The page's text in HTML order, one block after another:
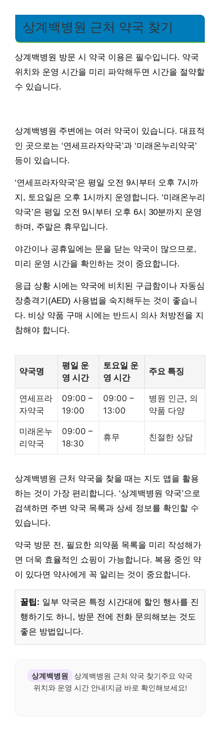
상계백병원 근처 약국 찾기
상계백병원 방문 시 약국 이용은 필수입니다. 약국
위치와 운영 시간을 미리 파악해두면 시간을 절약할
수 있습니다.
상계백병원 주변에는 여러 약국이 있습니다. 대표적
인 곳으로는 ‘연세프라자약국’과 ‘미래온누리약국’
등이 있습니다.
‘연세프라자약국’은 평일 오전 9시부터 오후 7시까
지, 토요일은 오후 1시까지 운영합니다. ‘미래온누리
약국’은 평일 오전 9시부터 오후 6시 30분까지 운영
하며, 주말은 휴무입니다.
야간이나 공휴일에는 문을 닫는 약국이 많으므로,
미리 운영 시간을 확인하는 것이 중요합니다.
응급 상황 시에는 약국에 비치된 구급함이나 자동심
장충격기(AED) 사용법을 숙지해두는 것이 좋습니
다. 비상 약품 구매 시에는 반드시 의사 처방전을 지
참해야 합니다.
약국명
평일 운
영 시간
토요일 운
영 시간
주요 특징
연세프라
자약국
09:00 –
19:00
09:00 –
13:00
병원 인근, 의
약품 다양
미래온누
리약국
09:00 –
18:30
휴무 친절한 상담
상계백병원 근처 약국을 찾을 때는 지도 앱을 활용
하는 것이 가장 편리합니다. ‘상계백병원 약국’으로
검색하면 주변 약국 목록과 상세 정보를 확인할 수
있습니다.
약국 방문 전, 필요한 의약품 목록을 미리 작성해가
면 더욱 효율적인 쇼핑이 가능합니다. 복용 중인 약
이 있다면 약사에게 꼭 알리는 것이 중요합니다.
꿀팁: 일부 약국은 특정 시간대에 할인 행사를 진
행하기도 하니, 방문 전에 전화 문의해보는 것도
좋은 방법입니다.
상계백병원
상계백병원 근처 약국 찾기주요 약국
위치와 운영 시간 안내!지금 바로 확인해보세요!